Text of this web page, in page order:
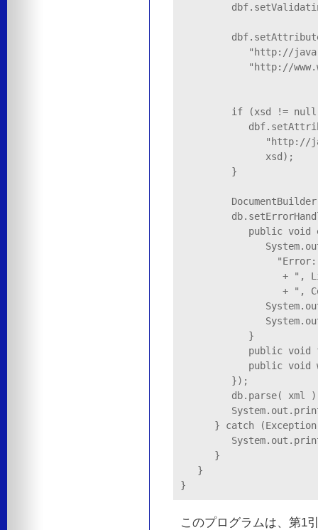
"http://
"http://
if (xsd !=
"http://
xsd);
}
DocumentBuilder db
public void
"Error: URI=" +
+ ", Line=" +
+ ", Column=" +
}
public void
public void
});
db.parse( xml );
System.out.println("
} catch (Exception
}
}
}
このプログラムは、第1